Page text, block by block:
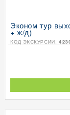
Эконом тур
+ ж/д)
КОД ЭКСКУРСИИ: